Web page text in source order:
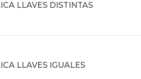
LLAVES DISTINTAS
LLAVES IGUALES